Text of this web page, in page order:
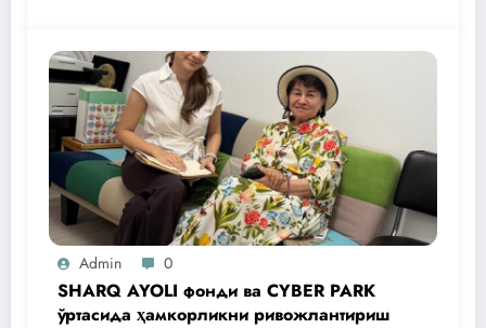
Admin 0
SHARQ AYOLI фонди ва CYBER PARK
ўртасида ҳамкорликни ривожлантириш